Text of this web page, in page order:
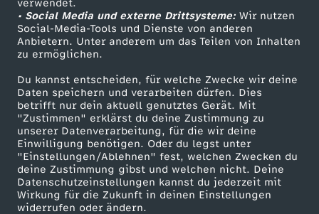
verwendet.
• Social Media und externe Drittsysteme:Wir nutzen
Social-Media-Tools und Dienste von anderen
Anbietern. Unter anderem um das Teilen von Inhalten
zu ermöglichen.
Du kannst entscheiden, für welche Zwecke wir deine
Daten speichern und verarbeiten dürfen. Dies
betrifft nur dein aktuell genutztes Gerät. Mit
"Zustimmen" erklärst du deine Zustimmung zu
unserer Datenverarbeitung, für die wir deine
Einwilligung benötigen. Oder du legst unter
"Einstellungen/Ablehnen" fest, welchen Zwecken du
deine Zustimmung gibst und welchen nicht. Deine
Datenschutzeinstellungen kannst du jederzeit mit
Wirkung für die Zukunft in deinen Einstellungen
widerrufen oder ändern.
ZDF Unternehmen
Karriere
ZDF goes Schule
Werbefernsehen
Mainzelmännchen